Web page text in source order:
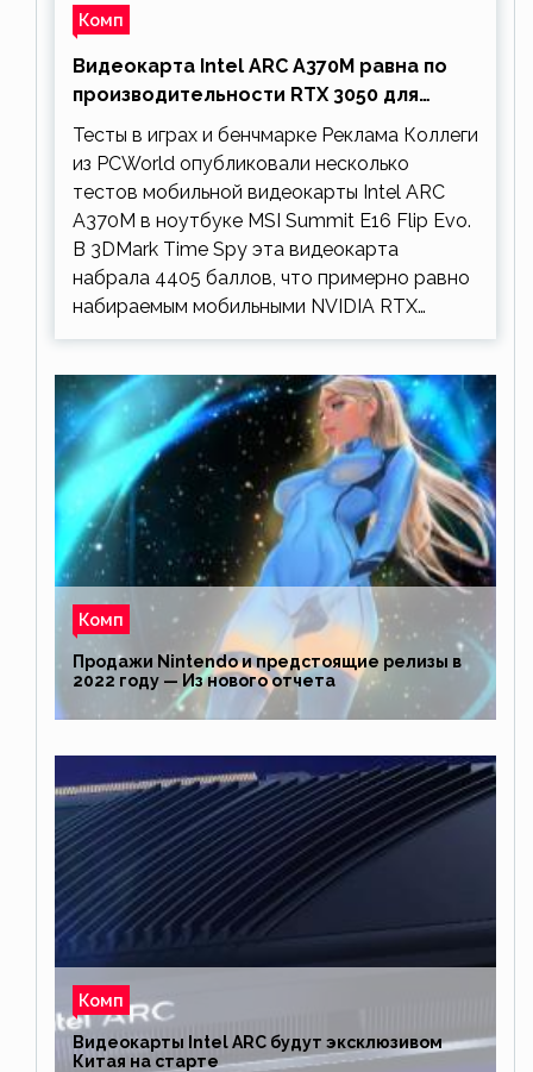
Комп
Видеокарта Intel ARC A370M равна по
производительности RTX 3050 для
ноутбуков
Тесты в играх и бенчмарке Реклама Коллеги
из PCWorld опубликовали несколько
тестов мобильной видеокарты Intel ARC
A370M в ноутбуке MSI Summit E16 Flip Evo.
В 3DMark Time Spy эта видеокарта
набрала 4405 баллов, что примерно равно
набираемым мобильными NVIDIA RTX…
Комп
Продажи Nintendo и предстоящие релизы в
2022 году — Из нового отчета
Комп
Видеокарты Intel ARC будут эксклюзивом
Китая на старте